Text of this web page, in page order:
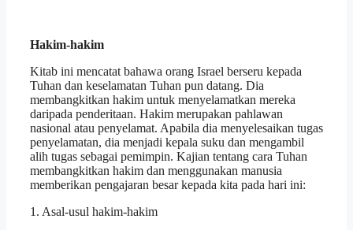
Hakim-hakim
Kitab ini mencatat bahawa orang Israel berseru kepada
Tuhan dan keselamatan Tuhan pun datang. Dia
membangkitkan hakim untuk menyelamatkan mereka
daripada penderitaan. Hakim merupakan pahlawan
nasional atau penyelamat. Apabila dia menyelesaikan tugas
penyelamatan, dia menjadi kepala suku dan mengambil
alih tugas sebagai pemimpin. Kajian tentang cara Tuhan
membangkitkan hakim dan menggunakan manusia
memberikan pengajaran besar kepada kita pada hari ini:
1. Asal-usul hakim-hakim